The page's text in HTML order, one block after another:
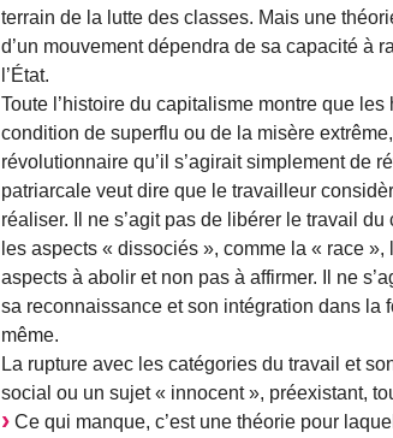
terrain de la lutte des classes. Mais une
d’un mouvement dépendra de sa capacité à
l’État.
Toute l’histoire du capitalisme montre que
condition de superflu ou de la misère
révolutionnaire qu’il s’agirait simplement de
patriarcale veut dire que le travailleur
réaliser. Il ne s’agit pas de libérer le travail
les aspects « dissociés », comme la « race
aspects à abolir et non pas à affirmer. Il ne
sa reconnaissance et son intégration dans la
même.
La rupture avec les catégories du travail et
social ou un sujet « innocent », préexistant,
Ce qui manque, c’est une théorie pour